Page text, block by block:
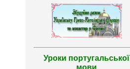
Уроки португальської
мови